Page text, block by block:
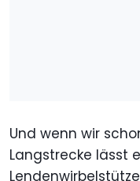
Und wenn wir
Langstrecke lässt